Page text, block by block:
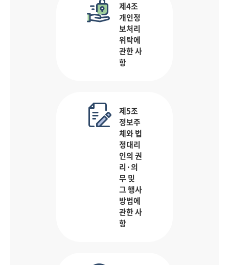
제4조
개인정
보처리
위탁에
관한 사
항
제5조
정보주
체와 법
정대리
인의 권
리·의
무 및
그 행사
방법에
관한 사
항